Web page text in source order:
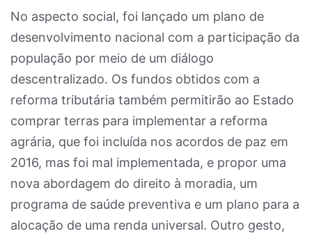
No aspecto social, foi lançado um plano de
desenvolvimento nacional com a participação da
população por meio de um diálogo
descentralizado. Os fundos obtidos com a
reforma tributária também permitirão ao Estado
comprar terras para implementar a reforma
agrária, que foi incluída nos acordos de paz em
2016, mas foi mal implementada, e propor uma
nova abordagem do direito à moradia, um
programa de saúde preventiva e um plano para a
alocação de uma renda universal. Outro gesto,